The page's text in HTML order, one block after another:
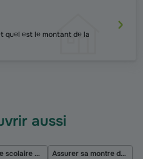
quel est le montant de la
aussi
Assurance scolaire pas chère
Assurer sa montre de luxe